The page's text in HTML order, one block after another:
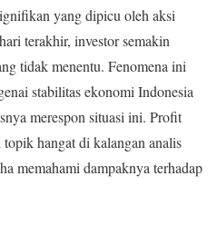
yang dipicu oleh aksi
terakhir, investor semakin
tidak menentu. Fenomena ini
stabilitas ekonomi Indonesia
merespon situasi ini. Profit
hangat di kalangan analis
memahami dampaknya terhadap